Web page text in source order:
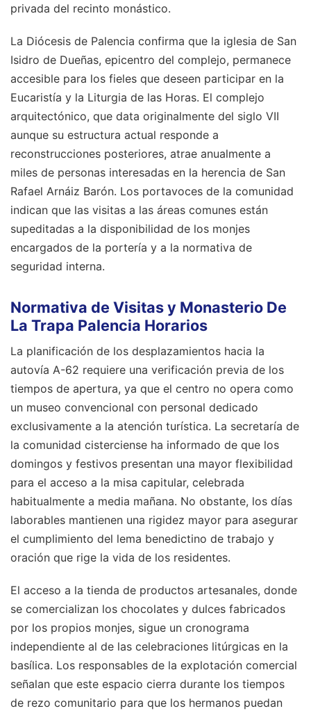
privada del recinto monástico.
La Diócesis de Palencia confirma que la iglesia de San
Isidro de Dueñas, epicentro del complejo, permanece
accesible para los fieles que deseen participar en la
Eucaristía y la Liturgia de las Horas. El complejo
arquitectónico, que data originalmente del siglo VII
aunque su estructura actual responde a
reconstrucciones posteriores, atrae anualmente a
miles de personas interesadas en la herencia de San
Rafael Arnáiz Barón. Los portavoces de la comunidad
indican que las visitas a las áreas comunes están
supeditadas a la disponibilidad de los monjes
encargados de la portería y a la normativa de
seguridad interna.
Normativa de Visitas y Monasterio De
La Trapa Palencia Horarios
La planificación de los desplazamientos hacia la
autovía A-62 requiere una verificación previa de los
tiempos de apertura, ya que el centro no opera como
un museo convencional con personal dedicado
exclusivamente a la atención turística. La secretaría de
la comunidad cisterciense ha informado de que los
domingos y festivos presentan una mayor flexibilidad
para el acceso a la misa capitular, celebrada
habitualmente a media mañana. No obstante, los días
laborables mantienen una rigidez mayor para asegurar
el cumplimiento del lema benedictino de trabajo y
oración que rige la vida de los residentes.
El acceso a la tienda de productos artesanales, donde
se comercializan los chocolates y dulces fabricados
por los propios monjes, sigue un cronograma
independiente al de las celebraciones litúrgicas en la
basílica. Los responsables de la explotación comercial
señalan que este espacio cierra durante los tiempos
de rezo comunitario para que los hermanos puedan